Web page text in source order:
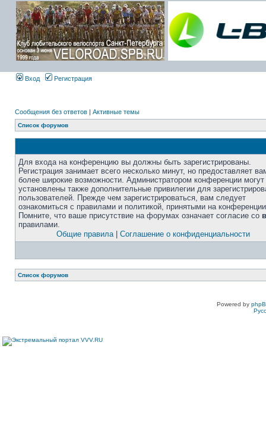
Вход Регистрация
Сообщения без ответов | Активные темы
Список форумов
Для входа на конференцию вы должны быть зарегистрированы.
Регистрация занимает всего несколько минут, но предоставляет
более широкие возможности. Администратором конференции
установлены также дополнительные привилегии для
пользователей. Прежде чем зарегистрироваться, вам следует
ознакомиться с правилами и политикой, принятыми на
Помните, что ваше присутствие на форумах означает согласие со
правилами.
Общие правила| Соглашение о конфиденциальности
Список форумов
Powered by